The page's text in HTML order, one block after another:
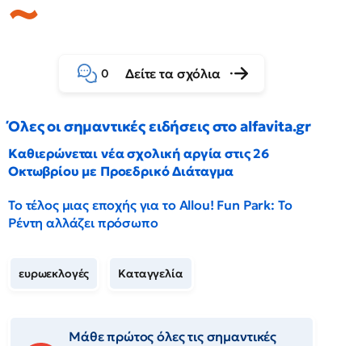
0 Δείτε τα σχόλια
Όλες οι σημαντικές ειδήσεις στο alfavita.gr
Καθιερώνεται νέα σχολική αργία στις 26
Οκτωβρίου με Προεδρικό Διάταγμα
Το τέλος μιας εποχής για το Allou! Fun Park: Το
Ρέντη αλλάζει πρόσωπο
ευρωεκλογές Καταγγελία
Μάθε πρώτος όλες τις σημαντικές